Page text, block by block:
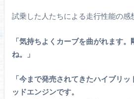
試乗した人たちによる走行性能の感
「気持ちよくカーブを曲がれます
ね。」
「今まで発売されてきたハイブリ
ッドエンジンです。